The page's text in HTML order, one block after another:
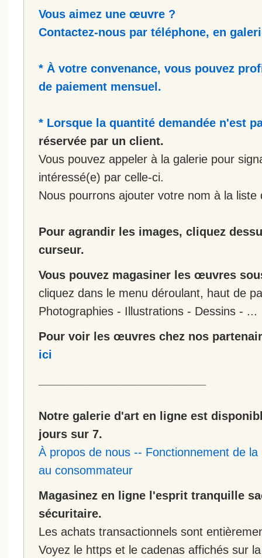
Vous aimez une œuvre ?
Contactez-nous par téléphone, en
* À votre convenance, vous pouvez
de paiement mensuel.
* Lorsque la quantité demandée n'est
réservée par un client.
Vous pouvez appeler à la galerie pour
intéressé(e) par celle-ci.
Nous pourrons ajouter votre nom à la liste
Pour agrandir les images, cliquez
curseur.
Vous pouvez magasiner les œuvres
cliquez dans le menu déroulant, haut de
Photographies - Illustrations - Dessins - ...
Pour voir les œuvres chez nos
ici
Notre galerie d'art en ligne est
jours sur 7.
À propos de nous -- Fonctionnement de
au consommateur
Magasinez en ligne l'esprit tranquille
sécuritaire.
Les achats transactionnels sont
Voyez le https et le cadenas affichés sur